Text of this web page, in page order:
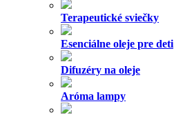
Terapeutické sviečky
Esenciálne oleje pre deti
Difuzéry na oleje
Aróma lampy